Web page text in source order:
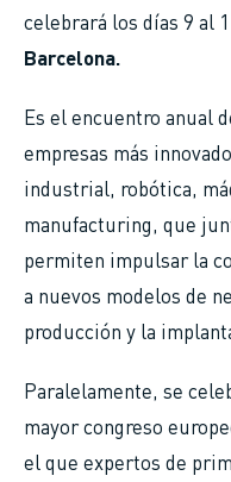
celebrará los días 9 al
Barcelona.
Es el encuentro anual
empresas más
industrial, robótica,
manufacturing, que
permiten impulsar la
a nuevos modelos de
producción y la
Paralelamente, se
mayor congreso
el que expertos de